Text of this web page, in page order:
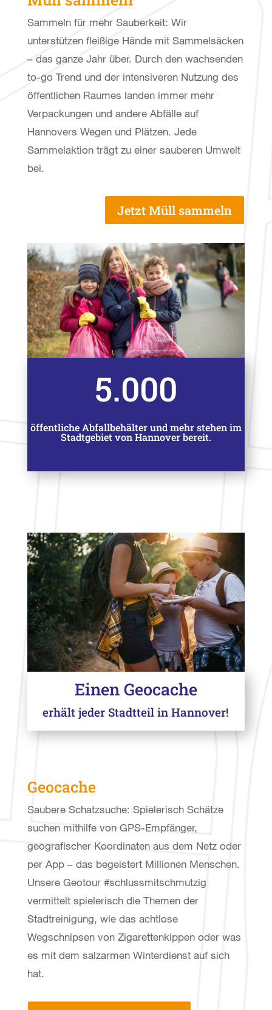
Sammeln für mehr Sauberkeit: Wir
unterstützen fleißige Hände mit Sammelsäcken
– das ganze Jahr über. Durch den wachsenden
to-go Trend und der intensiveren Nutzung des
öffentlichen Raumes landen immer mehr
Verpackungen und andere Abfälle auf
Hannovers Wegen und Plätzen. Jede
Sammelaktion trägt zu einer sauberen Umwelt
bei.
Jetzt Müll sammeln
5.000
öffentliche Abfallbehälter und mehr stehen im
Stadtgebiet von Hannover bereit.
Einen Geocache
erhält jeder Stadtteil in Hannover!
Geocache
Saubere Schatzsuche: Spielerisch Schätze
suchen mithilfe von GPS-Empfänger,
geografischer Koordinaten aus dem Netz oder
per App – das begeistert Millionen Menschen.
Unsere Geotour #schlussmitschmutzig
vermittelt spielerisch die Themen der
Stadtreinigung, wie das achtlose
Wegschnipsen von Zigarettenkippen oder was
es mit dem salzarmen Winterdienst auf sich
hat.